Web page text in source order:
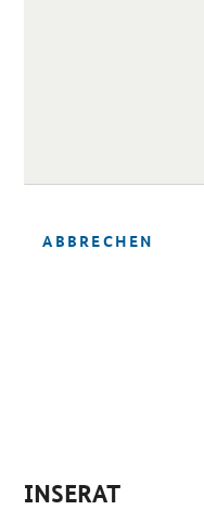
ABBRECHEN
INSERAT